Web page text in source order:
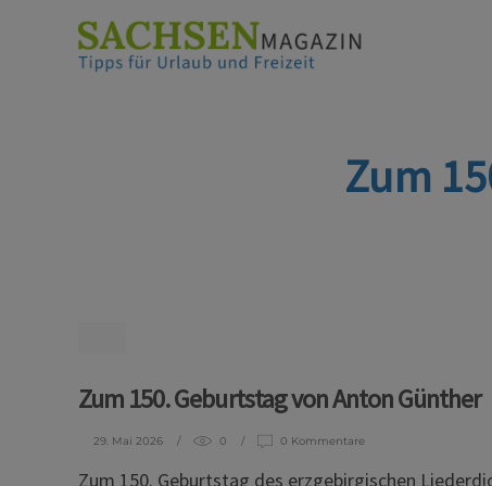
Zum
Zum 150. Geburtstag von Anton Günther
29. Mai 2026 0 0 Kommentare
Zum 150. Geburtstag des erzgebirgischen